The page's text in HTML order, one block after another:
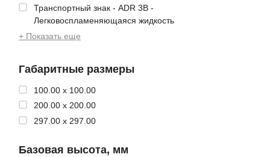
Транспортный знак - ADR 3B -
Легковоспламеняющаяся жидкость
+ Показать еще
Габаритные размеры
100.00 x 100.00
200.00 x 200.00
297.00 x 297.00
Базовая высота, мм